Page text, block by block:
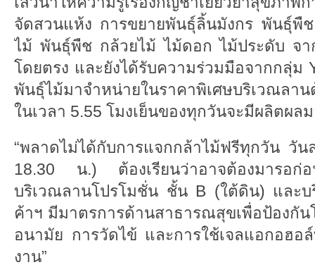
จัดสวนแห้ง การขยายพันธุ์ลิ้นมังกร พันธุ์พื
ไม้ พันธุ์พืช กล้วยไม้ ไม้ดอก ไม้ประดับ จา
โดยตรง และยังได้รับความร่วมมือจากกลุ่ม
พันธุ์ไม้มาจำหน่ายในราคาพิเศษบริเวณลา
ในเวลา 5.55 โมงเย็นของทุกวันจะมีผลิตผ
“พลาดไม่ได้กับการแจกกล้าไม้ฟรีทุกวัน วั
18.30 น.) ต้องเรียนว่าอาจต้องมารอก่อ
บริเวณลานโปรโมชั่น ชั้น B (ใต้ดิน) และบ
ค้าฯ มีมาตรการด้านสาธารณสุขเพื่อป้องกั
อนามัย การวัดไข้ และการใช้เจลแอกอฮอ
งาน”